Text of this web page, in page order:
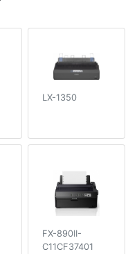
LX-1350
FX-890II-
C11CF37401